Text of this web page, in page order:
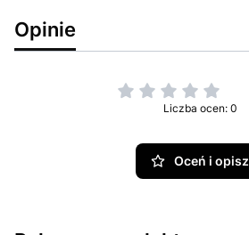
Opinie
Liczba ocen: 0
Oceń i opisz